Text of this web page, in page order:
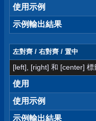
使用示例
示例輸出結果
左對齊 / 右對齊 / 置中
[left], [right] 和 [center] 標
使用
使用示例
示例輸出結果